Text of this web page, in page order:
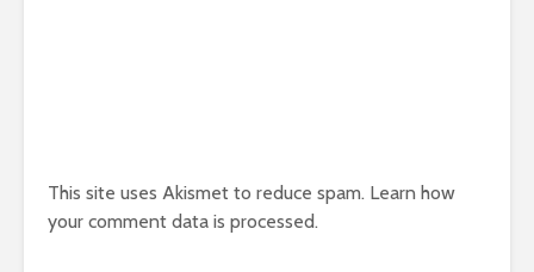
This site uses Akismet to reduce spam. Learn how
your comment data is processed.